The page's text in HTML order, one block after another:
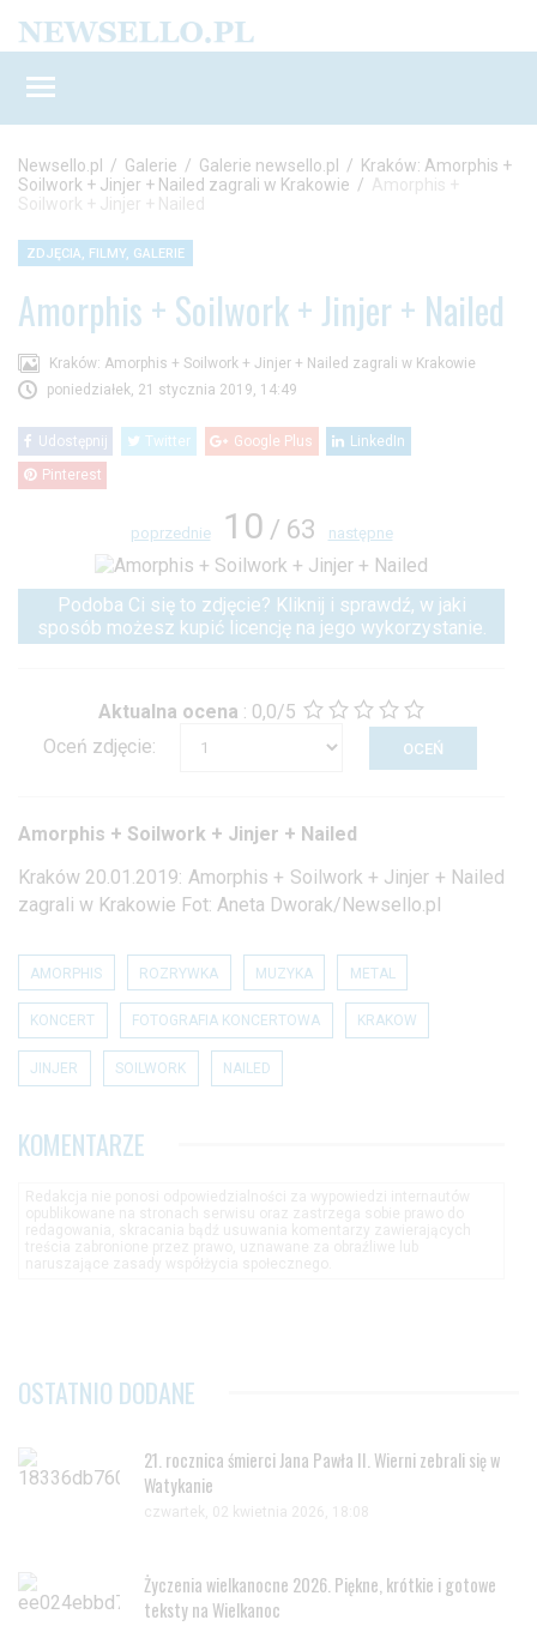
Newsello.pl / Galerie / Galerie newsello.pl / Kraków: Amorphis +
Soilwork + Jinjer + Nailed zagrali w Krakowie / Amorphis +
Soilwork + Jinjer + Nailed
ZDJĘCIA, FILMY, GALERIE
Amorphis + Soilwork + Jinjer + Nailed
Kraków: Amorphis + Soilwork + Jinjer + Nailed zagrali w Krakowie
poniedziałek, 21 stycznia 2019, 14:49
Udostępnij Twitter Google Plus LinkedIn
Pinterest
poprzednie 10 / 63 następne
Podoba Ci się to zdjęcie? Kliknij i sprawdź, w jaki
sposób możesz kupić licencję na jego wykorzystanie.
Aktualna ocena : 0,0/5
Oceń zdjęcie:
Amorphis + Soilwork + Jinjer + Nailed
Kraków 20.01.2019: Amorphis + Soilwork + Jinjer + Nailed
zagrali w Krakowie Fot: Aneta Dworak/Newsello.pl
AMORPHIS ROZRYWKA MUZYKA METAL
KONCERT FOTOGRAFIA KONCERTOWA KRAKOW
JINJER SOILWORK NAILED
KOMENTARZE
OSTATNIO DODANE
21. rocznica śmierci Jana Pawła II. Wierni zebrali się w
Watykanie
czwartek, 02 kwietnia 2026, 18:08
Życzenia wielkanocne 2026. Piękne, krótkie i gotowe
teksty na Wielkanoc